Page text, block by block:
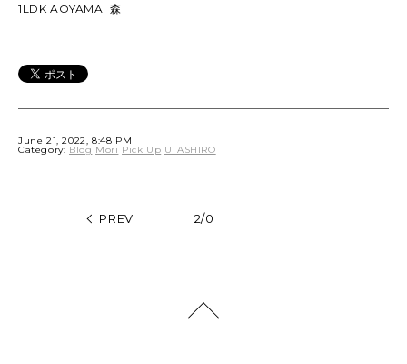
1LDK AOYAMA 森
June 21, 2022, 8:48 PM
Category: Blog Mori Pick Up UTASHIRO
PREV 2/0